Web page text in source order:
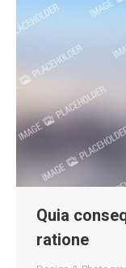
Quia
ratione